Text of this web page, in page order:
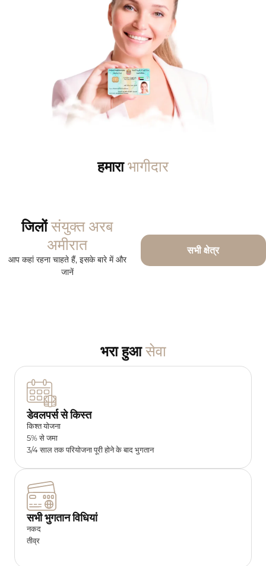
हमाराभागीदार
जिलोंसंयुक्त अरब
अमीरात
आप कहां रहना चाहते हैं, इसके बारे में और
जानें
सभी क्षेत्र
भरा हुआसेवा
डेवलपर्स से किस्त
किश्त योजना
5% से जमा
3/4 साल तक परियोजना पूरी होने के बाद भुगतान
सभी भुगतान विधियां
नकद
तीव्र